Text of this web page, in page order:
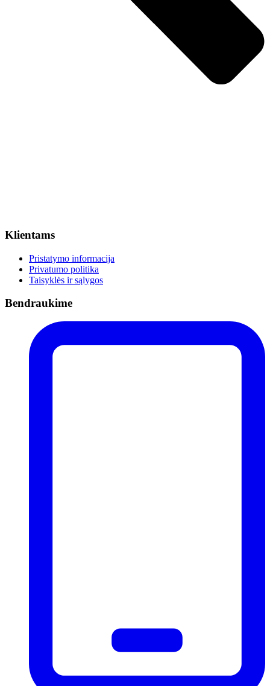
Klientams
Pristatymo informacija
Privatumo politika
Taisyklės ir sąlygos
Bendraukime